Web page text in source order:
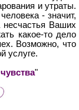
и утраты.
- значит,
несчастья Ваших
какое-то дело
Возможно, что
услуге.
"